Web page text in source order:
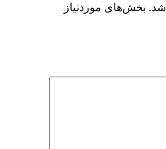
بخش‌های موردنیاز